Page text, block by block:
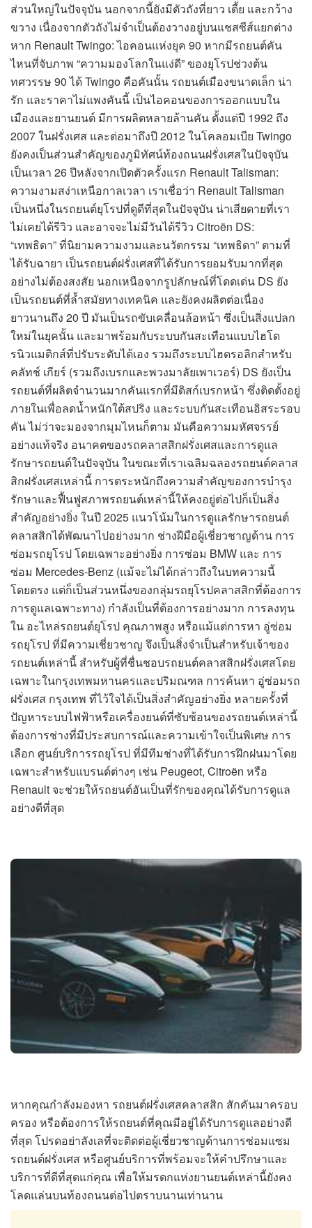
ส่วนใหญ่ในปัจจุบัน นอกจากนี้ยังมีตัวถังที่ยาว เตี้ย และกว้าง
ขวาง เนื่องจากตัวถังไม่จำเป็นต้องวางอยู่บนแชสซีส์แยกต่าง
หาก Renault Twingo: ไอคอนแห่งยุค 90 หากมีรถยนต์คัน
ไหนที่จับภาพ “ความมองโลกในแง่ดี” ของยุโรปช่วงต้น
ทศวรรษ 90 ได้ Twingo คือคันนั้น รถยนต์เมืองขนาดเล็ก น่า
รัก และราคาไม่แพงคันนี้ เป็นไอคอนของการออกแบบใน
เมืองและยานยนต์ มีการผลิตหลายล้านคัน ตั้งแต่ปี 1992 ถึง
2007 ในฝรั่งเศส และต่อมาถึงปี 2012 ในโคลอมเบีย Twingo
ยังคงเป็นส่วนสำคัญของภูมิทัศน์ท้องถนนฝรั่งเศสในปัจจุบัน
เป็นเวลา 26 ปีหลังจากเปิดตัวครั้งแรก Renault Talisman:
ความงามสง่าเหนือกาลเวลา เราเชื่อว่า Renault Talisman
เป็นหนึ่งในรถยนต์ยุโรปที่ดูดีที่สุดในปัจจุบัน น่าเสียดายที่เรา
ไม่เคยได้รีวิว และอาจจะไม่มีวันได้รีวิว Citroën DS:
“เทพธิดา” ที่นิยามความงามและนวัตกรรม “เทพธิดา” ตามที่
ได้รับฉายา เป็นรถยนต์ฝรั่งเศสที่ได้รับการยอมรับมากที่สุด
อย่างไม่ต้องสงสัย นอกเหนือจากรูปลักษณ์ที่โดดเด่น DS ยัง
เป็นรถยนต์ที่ล้ำสมัยทางเทคนิค และยังคงผลิตต่อเนื่อง
ยาวนานถึง 20 ปี มันเป็นรถขับเคลื่อนล้อหน้า ซึ่งเป็นสิ่งแปลก
ใหม่ในยุคนั้น และมาพร้อมกับระบบกันสะเทือนแบบไฮโด
รนิวแมติกส์ที่ปรับระดับได้เอง รวมถึงระบบไฮดรอลิกสำหรับ
คลัทช์ เกียร์ (รวมถึงเบรกและพวงมาลัยเพาเวอร์) DS ยังเป็น
รถยนต์ที่ผลิตจำนวนมากคันแรกที่มีดิสก์เบรกหน้า ซึ่งติดตั้งอยู่
ภายในเพื่อลดน้ำหนักใต้สปริง และระบบกันสะเทือนอิสระรอบ
คัน ไม่ว่าจะมองจากมุมไหนก็ตาม มันคือความมหัศจรรย์
อย่างแท้จริง อนาคตของรถคลาสสิกฝรั่งเศสและการดูแล
รักษารถยนต์ในปัจจุบัน ในขณะที่เราเฉลิมฉลองรถยนต์คลาส
สิกฝรั่งเศสเหล่านี้ การตระหนักถึงความสำคัญของการบำรุง
รักษาและฟื้นฟูสภาพรถยนต์เหล่านี้ให้คงอยู่ต่อไปก็เป็นสิ่ง
สำคัญอย่างยิ่ง ในปี 2025 แนวโน้มในการดูแลรักษารถยนต์
คลาสสิกได้พัฒนาไปอย่างมาก ช่างฝีมือผู้เชี่ยวชาญด้าน การ
ซ่อมรถยุโรป โดยเฉพาะอย่างยิ่ง การซ่อม BMW และ การ
ซ่อม Mercedes-Benz (แม้จะไม่ได้กล่าวถึงในบทความนี้
โดยตรง แต่ก็เป็นส่วนหนึ่งของกลุ่มรถยุโรปคลาสสิกที่ต้องการ
การดูแลเฉพาะทาง) กำลังเป็นที่ต้องการอย่างมาก การลงทุน
ใน อะไหล่รถยนต์ยุโรป คุณภาพสูง หรือแม้แต่การหา อู่ซ่อม
รถยุโรป ที่มีความเชี่ยวชาญ จึงเป็นสิ่งจำเป็นสำหรับเจ้าของ
รถยนต์เหล่านี้ สำหรับผู้ที่ชื่นชอบรถยนต์คลาสสิกฝรั่งเศสโดย
เฉพาะในกรุงเทพมหานครและปริมณฑล การค้นหา อู่ซ่อมรถ
ฝรั่งเศส กรุงเทพ ที่ไว้ใจได้เป็นสิ่งสำคัญอย่างยิ่ง หลายครั้งที่
ปัญหาระบบไฟฟ้าหรือเครื่องยนต์ที่ซับซ้อนของรถยนต์เหล่านี้
ต้องการช่างที่มีประสบการณ์และความเข้าใจเป็นพิเศษ การ
เลือก ศูนย์บริการรถยุโรป ที่มีทีมช่างที่ได้รับการฝึกฝนมาโดย
เฉพาะสำหรับแบรนด์ต่างๆ เช่น Peugeot, Citroën หรือ
Renault จะช่วยให้รถยนต์อันเป็นที่รักของคุณได้รับการดูแล
อย่างดีที่สุด
หากคุณกำลังมองหา รถยนต์ฝรั่งเศสคลาสสิก สักคันมาครอบ
ครอง หรือต้องการให้รถยนต์ที่คุณมีอยู่ได้รับการดูแลอย่างดี
ที่สุด โปรดอย่าลังเลที่จะติดต่อผู้เชี่ยวชาญด้านการซ่อมแซม
รถยนต์ฝรั่งเศส หรือศูนย์บริการที่พร้อมจะให้คำปรึกษาและ
บริการที่ดีที่สุดแก่คุณ เพื่อให้มรดกแห่งยานยนต์เหล่านี้ยังคง
โลดแล่นบนท้องถนนต่อไปตราบนานเท่านาน